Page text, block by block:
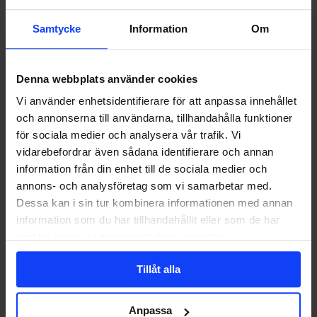
Samtycke Information Om
Denna webbplats använder cookies
Vi använder enhetsidentifierare för att anpassa innehållet
och annonserna till användarna, tillhandahålla funktioner
för sociala medier och analysera vår trafik. Vi
vidarebefordrar även sådana identifierare och annan
information från din enhet till de sociala medier och
annons- och analysföretag som vi samarbetar med.
Dessa kan i sin tur kombinera informationen med annan
information som du har tillhandahållit eller som de har
Tillåt alla
Anpassa
SEO TRENDERSå
googlade
svenskarna
2020
Så googlade svenskarna 2020
Att coronavirus toppar listan över årets mest googlade ord är föga
förvånande. Men att Disney…
2020-12-10